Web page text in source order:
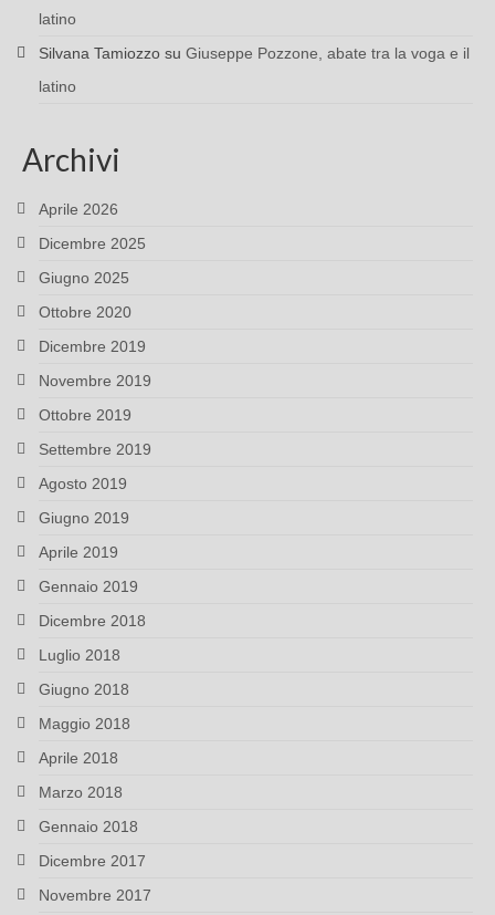
latino
Silvana Tamiozzo su Giuseppe Pozzone, abate tra la voga e il
latino
Archivi
Aprile 2026
Dicembre 2025
Giugno 2025
Ottobre 2020
Dicembre 2019
Novembre 2019
Ottobre 2019
Settembre 2019
Agosto 2019
Giugno 2019
Aprile 2019
Gennaio 2019
Dicembre 2018
Luglio 2018
Giugno 2018
Maggio 2018
Aprile 2018
Marzo 2018
Gennaio 2018
Dicembre 2017
Novembre 2017